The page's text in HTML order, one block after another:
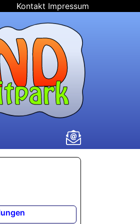
Kontakt Impressum